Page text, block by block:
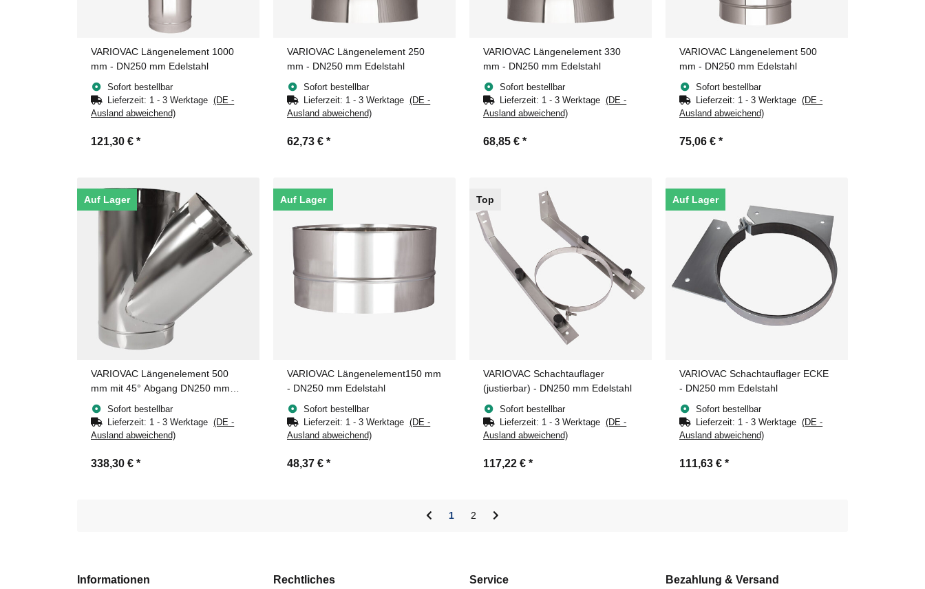
VARIOVAC Längenelement 1000
mm - DN250 mm Edelstahl
Sofort bestellbar
Lieferzeit: 1 - 3 Werktage(DE -
Ausland abweichend)
121,30 € *
VARIOVAC Längenelement 250
mm - DN250 mm Edelstahl
Sofort bestellbar
Lieferzeit: 1 - 3 Werktage(DE -
Ausland abweichend)
62,73 € *
VARIOVAC Längenelement 330
mm - DN250 mm Edelstahl
Sofort bestellbar
Lieferzeit: 1 - 3 Werktage(DE -
Ausland abweichend)
68,85 € *
VARIOVAC Längenelement 500
mm - DN250 mm Edelstahl
Sofort bestellbar
Lieferzeit: 1 - 3 Werktage(DE -
Ausland abweichend)
75,06 € *
Auf Lager
VARIOVAC Längenelement 500
mm mit 45° Abgang DN250 mm
Edelstahl
Sofort bestellbar
Lieferzeit: 1 - 3 Werktage(DE -
Ausland abweichend)
338,30 € *
Auf Lager
VARIOVAC Längenelement150 mm
- DN250 mm Edelstahl
Sofort bestellbar
Lieferzeit: 1 - 3 Werktage(DE -
Ausland abweichend)
48,37 € *
Top
VARIOVAC Schachtauflager
(justierbar) - DN250 mm Edelstahl
Sofort bestellbar
Lieferzeit: 1 - 3 Werktage(DE -
Ausland abweichend)
117,22 € *
Auf Lager
VARIOVAC Schachtauflager ECKE
- DN250 mm Edelstahl
Sofort bestellbar
Lieferzeit: 1 - 3 Werktage(DE -
Ausland abweichend)
111,63 € *
1 2
Informationen Rechtliches Service Bezahlung & Versand